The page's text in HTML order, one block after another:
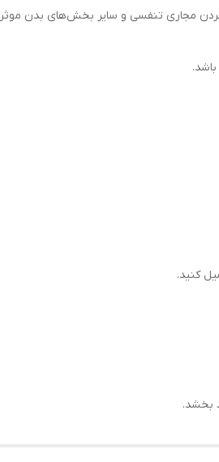
مجاری تنفسی و سایر بخش‌های بدن موثر
کنید.
بخشد.